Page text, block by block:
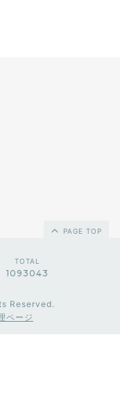
PAGE TOP
TOTAL
1093043
Reserved.
ページ